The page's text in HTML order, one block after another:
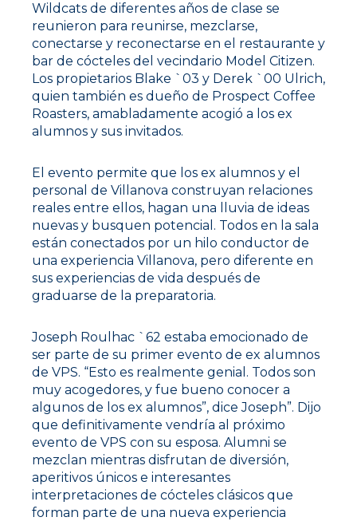
Wildcats de diferentes años de clase se
reunieron para reunirse, mezclarse,
conectarse y reconectarse en el restaurante y
bar de cócteles del vecindario Model Citizen.
Los propietarios Blake `03 y Derek `00 Ulrich,
quien también es dueño de Prospect Coffee
Roasters, amabladamente acogió a los ex
alumnos y sus invitados.
El evento permite que los ex alumnos y el
personal de Villanova construyan relaciones
reales entre ellos, hagan una lluvia de ideas
nuevas y busquen potencial. Todos en la sala
están conectados por un hilo conductor de
una experiencia Villanova, pero diferente en
sus experiencias de vida después de
graduarse de la preparatoria.
Joseph Roulhac `62 estaba emocionado de
ser parte de su primer evento de ex alumnos
de VPS. “Esto es realmente genial. Todos son
muy acogedores, y fue bueno conocer a
algunos de los ex alumnos”, dice Joseph”. Dijo
que definitivamente vendría al próximo
evento de VPS con su esposa. Alumni se
mezclan mientras disfrutan de diversión,
aperitivos únicos e interesantes
interpretaciones de cócteles clásicos que
forman parte de una nueva experiencia